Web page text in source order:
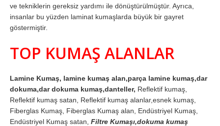
ve tekniklerin gereksiz yardımı ile dönüştürülmüştür. Ayrıca,
insanlar bu yüzden laminat kumaşlarda büyük bir gayret
göstermiştir.
TOP KUMAŞ ALANLAR
Lamine Kumaş, lamine kumaş alan,parça lamine kumaş,dar
dokuma,dar dokuma kumaş,danteller, Reflektif kumaş,
Reflektif kumaş satan, Reflektif kumaş alanlar,esnek kumaş,
Fiberglas Kumaş, Fiberglas Kumaş alan, Endüstriyel Kumaş,
Endüstriyel Kumaş satan, Filtre Kumaşı,dokuma kumaş